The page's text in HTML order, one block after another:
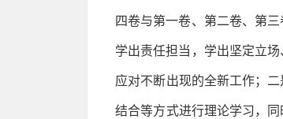
四卷与第一卷、第二卷、第
学出责任担当，学出坚定立
应对不断出现的全新工作；
结合等方式进行理论学习，